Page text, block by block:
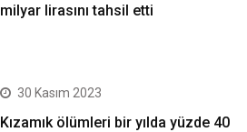
milyar lirasını tahsil etti
30 Kasım 2023
Kızamık ölümleri bir yılda yüzde 40